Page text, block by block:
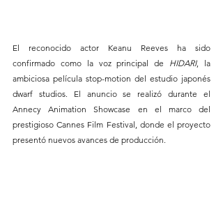
El reconocido actor Keanu Reeves ha sido
confirmado como la voz principal de HIDARI, la
ambiciosa película stop-motion del estudio japonés
dwarf studios. El anuncio se realizó durante el
Annecy Animation Showcase en el marco del
prestigioso Cannes Film Festival, donde el proyecto
presentó nuevos avances de producción.